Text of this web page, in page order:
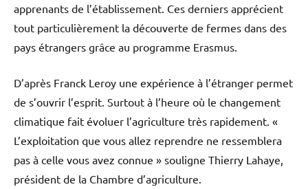
apprenants de l’établissement. Ces derniers apprécient
tout particulièrement la découverte de fermes dans des
pays étrangers grâce au programme Erasmus.
D’après Franck Leroy une expérience à l’étranger permet
de s’ouvrir l’esprit. Surtout à l’heure où le changement
climatique fait évoluer l’agriculture très rapidement. «
L’exploitation que vous allez reprendre ne ressemblera
pas à celle vous avez connue » souligne Thierry Lahaye,
président de la Chambre d’agriculture.